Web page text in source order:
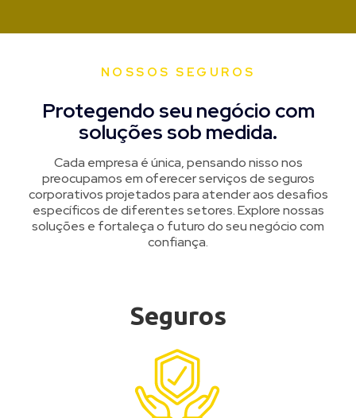
NOSSOS SEGUROS
Protegendo seu negócio com
soluções sob medida.
Cada empresa é única, pensando nisso nos
preocupamos em oferecer serviços de seguros
corporativos projetados para atender aos desafios
específicos de diferentes setores. Explore nossas
soluções e fortaleça o futuro do seu negócio com
confiança.
Seguros